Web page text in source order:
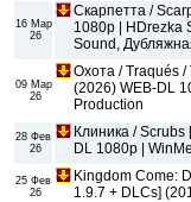
16 Мар
26
Скарпетта /
1080p | HDrezka
Sound,
09 Мар
26
Охота / Traqués /
(2026) WEB-DL
Production
28 Фев
26
Клиника /
DL 1080p |
25 Фев
26
Kingdom Come:
1.9.7 + DLCs]